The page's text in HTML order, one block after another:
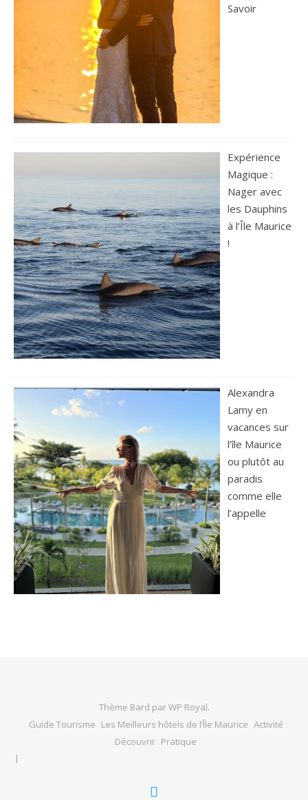
Savoir
Expérience
Magique :
Nager avec
les Dauphins
à l’Île Maurice
!
Alexandra
Lamy en
vacances sur
l’île Maurice
ou plutôt au
paradis
comme elle
l’appelle
Thème Bard parWP Royal.
Guide Tourisme Les Meilleurs hôtels de l’Île Maurice Activité
Découvrir Pratique